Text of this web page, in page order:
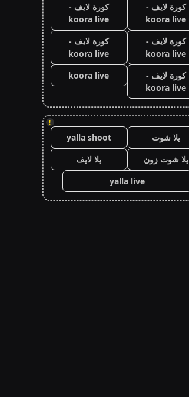
كورة لايف -
koora live
كورة لايف -
koora live
كورة لايف -
koora live
كورة لايف -
koora live
كورة لايف -
koora live
koora live
!
يلا شوت
yalla shoot
يلا شوت زون
يلا لايف
yalla live